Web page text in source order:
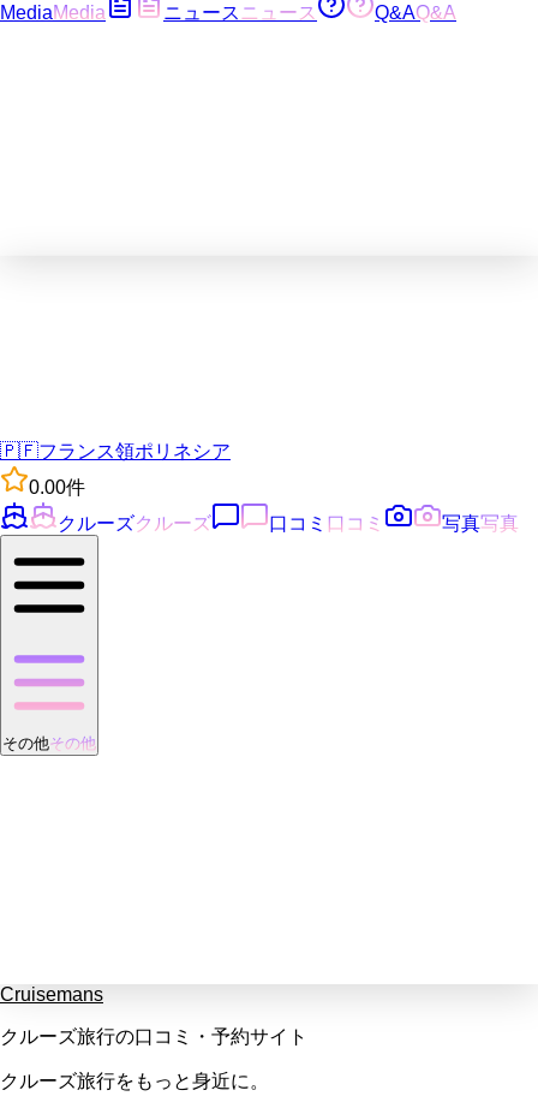
MediaMedia ニュース ニュース Q&AQ&A
🇵🇫フランス領ポリネシア
0.00件
クルーズクルーズ 口コミ 口コミ 写真写真
その他その他
Cruisemans
クルーズ旅行の口コミ・予約サイト
クルーズ旅行をもっと身近に。